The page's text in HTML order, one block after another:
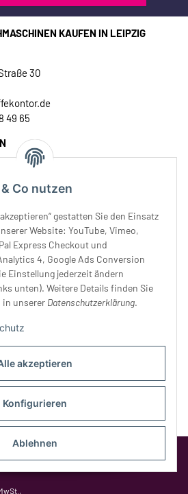
akzeptieren
Konfigurieren
Ablehnen
Co nutzen
gestatten Sie den Einsatz
Website: YouTube, Vimeo,
Express Checkout und
4, Google Ads Conversion
Einstellung jederzeit ändern
unten). Weitere Details finden Sie
in unserer Datenschutzerklärung.
KAUFEN IN LEIPZIG
30
49 65
10 - 16 Uhr
10 - 18 Uhr
10 - 18 Uhr
10 - 18 Uhr
10 - 14 Uhr